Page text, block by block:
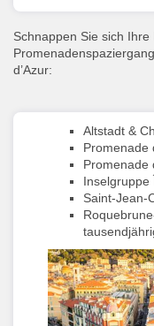
Schnappen Sie sich
d’Azur:
Altstadt &
Promenade
Promenade
Inselgruppe
Saint-Jean-